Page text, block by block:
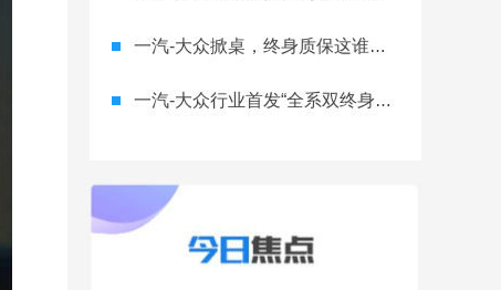
一汽-大众掀桌，终身质保这谁顶得住？
一汽-大众行业首发“全系双终身质保” 重树汽车服务新标杆